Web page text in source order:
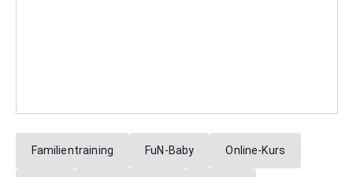
Familientraining FuN-Baby Online-Kurs